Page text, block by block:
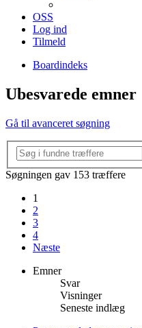
OSS
Log ind
Tilmeld
Boardindeks
Ubesvarede emner
Gå til avanceret søgning
Søgningen gav 153 træffere
1
2
3
4
Næste
Emner
Svar
Visninger
Seneste indlæg